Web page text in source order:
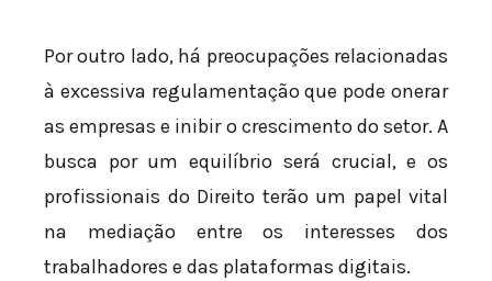
Por outro lado, há preocupações relacionadas
à excessiva regulamentação que pode onerar
as empresas e inibir o crescimento do setor. A
busca por um equilíbrio será crucial, e os
profissionais do Direito terão um papel vital
na mediação entre os interesses dos
trabalhadores e das plataformas digitais.